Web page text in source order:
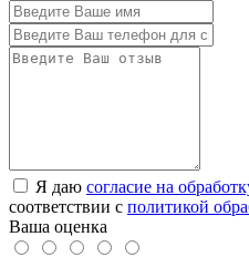
Я даю согласие на
соответствии с политикой
Ваша оценка